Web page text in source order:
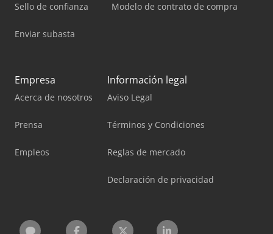
Sello de confianza
Enviar subasta
Modelo de contrato de compra
Empresa
Acerca de nosotros
Prensa
Empleos
Información legal
Aviso Legal
Términos y Condiciones
Reglas de mercado
Declaración de privacidad